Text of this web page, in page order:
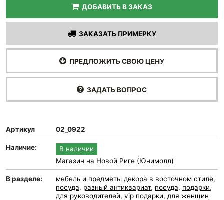
ДОБАВИТЬ В ЗАКАЗ
ЗАКАЗАТЬ ПРИМЕРКУ
ПРЕДЛОЖИТЬ СВОЮ ЦЕНУ
ЗАДАТЬ ВОПРОС
Артикул 02_0922
Наличие:
В наличии
Магазин на Новой Риге (Юнимолл)
В разделе: мебель и предметы декора в восточном стиле,
посуда, разный антиквариат, посуда, подарки,
для руководителей, vip подарки, для женщин